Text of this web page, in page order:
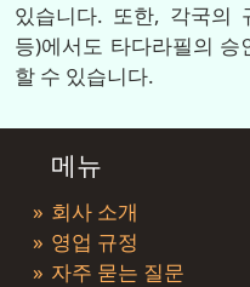
있습니다. 또한, 각국의
등)에서도 타다라필의
할 수 있습니다.
메뉴
회사 소개
영업 규정
자주 묻는 질문